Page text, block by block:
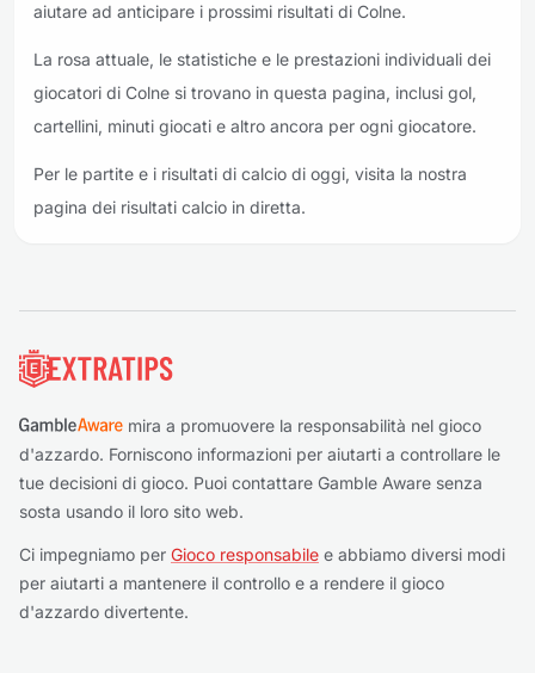
aiutare ad anticipare i prossimi risultati di Colne.
La rosa attuale, le statistiche e le prestazioni individuali dei
giocatori di Colne si trovano in questa pagina, inclusi gol,
cartellini, minuti giocati e altro ancora per ogni giocatore.
Per le partite e i risultati di calcio di oggi, visita la nostra
pagina dei risultati calcio in diretta.
mira a promuovere la responsabilità nel gioco
d'azzardo. Forniscono informazioni per aiutarti a controllare le
tue decisioni di gioco. Puoi contattare Gamble Aware senza
sosta usando il loro sito web.
Ci impegniamo per Gioco responsabile e abbiamo diversi modi
per aiutarti a mantenere il controllo e a rendere il gioco
d'azzardo divertente.